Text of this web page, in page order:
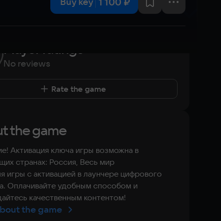
Player ratings
No reviews
Rate the game
the game
Активация ключа игры возможна в
странах: Россия, Весь мир
игры с активацией в лаунчере цифрового
Оплачивайте удобным способом и
качественным контентом!
the game